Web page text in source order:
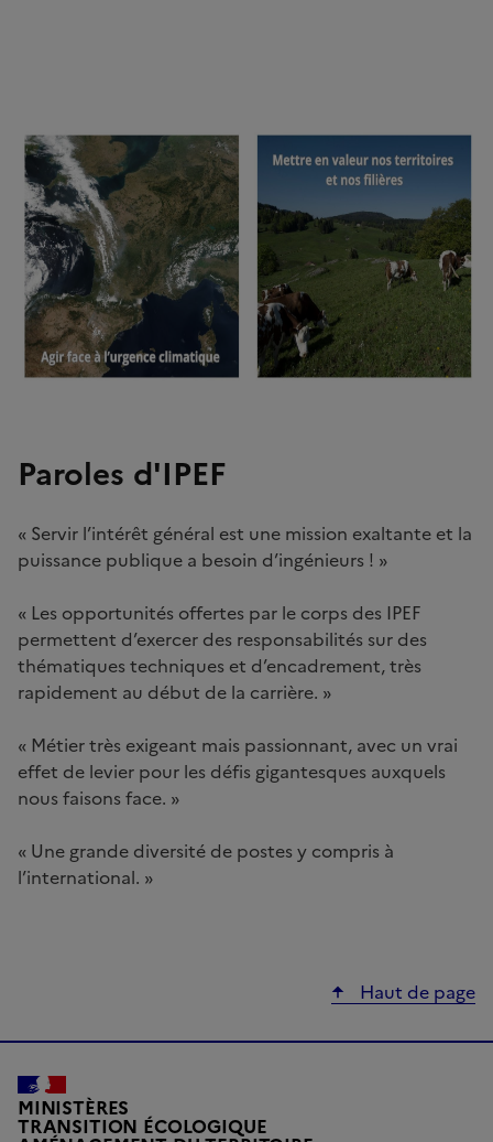
Image
Paroles d'IPEF
« Servir l’intérêt général est une mission exaltante et la
puissance publique a besoin d’ingénieurs ! »
« Les opportunités offertes par le corps des IPEF
permettent d’exercer des responsabilités sur des
thématiques techniques et d’encadrement, très
rapidement au début de la carrière. »
« Métier très exigeant mais passionnant, avec un vrai
effet de levier pour les défis gigantesques auxquels
nous faisons face. »
« Une grande diversité de postes y compris à
l’international. »
Haut de page
MINISTÈRES
TRANSITION ÉCOLOGIQUE